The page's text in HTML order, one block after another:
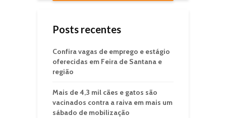
Posts recentes
Confira vagas de emprego e estágio
oferecidas em Feira de Santana e
região
Mais de 4,3 mil cães e gatos são
vacinados contra a raiva em mais um
sábado de mobilização